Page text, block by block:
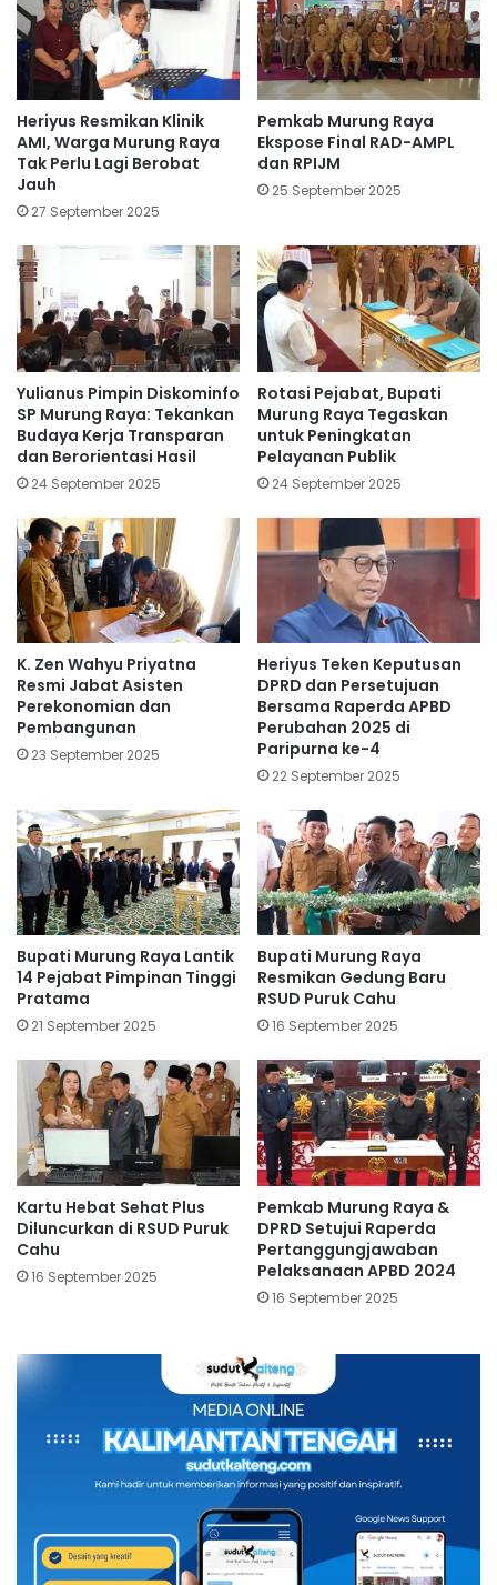
Heriyus Resmikan Klinik
AMI, Warga Murung Raya
Tak Perlu Lagi Berobat
Jauh
27 September 2025
Pemkab Murung Raya
Ekspose Final RAD-AMPL
dan RPIJM
25 September 2025
Yulianus Pimpin Diskominfo
SP Murung Raya: Tekankan
Budaya Kerja Transparan
dan Berorientasi Hasil
24 September 2025
Rotasi Pejabat, Bupati
Murung Raya Tegaskan
untuk Peningkatan
Pelayanan Publik
24 September 2025
K. Zen Wahyu Priyatna
Resmi Jabat Asisten
Perekonomian dan
Pembangunan
23 September 2025
Heriyus Teken Keputusan
DPRD dan Persetujuan
Bersama Raperda APBD
Perubahan 2025 di
Paripurna ke-4
22 September 2025
Bupati Murung Raya Lantik
14 Pejabat Pimpinan Tinggi
Pratama
21 September 2025
Bupati Murung Raya
Resmikan Gedung Baru
RSUD Puruk Cahu
16 September 2025
Kartu Hebat Sehat Plus
Diluncurkan di RSUD Puruk
Cahu
16 September 2025
Pemkab Murung Raya &
DPRD Setujui Raperda
Pertanggungjawaban
Pelaksanaan APBD 2024
16 September 2025